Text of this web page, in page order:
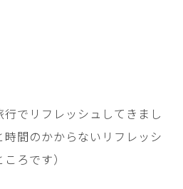
でリフレッシュしてきまし
間のかからないリフレッシ
ろです）